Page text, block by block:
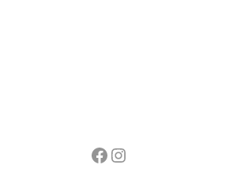
Facebook
Instagram